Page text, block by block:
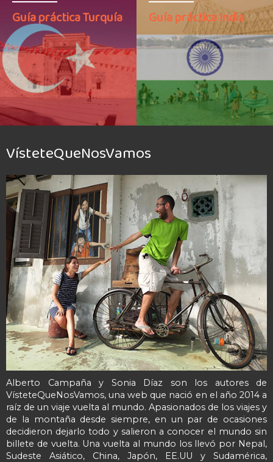
Guía práctica Turquía Guía práctica India
VísteteQueNosVamos
Alberto Campaña y Sonia Díaz son los autores de
VísteteQueNosVamos, una web que nació en el año 2014 a
raíz de un viaje vuelta al mundo. Apasionados de los viajes y
de la montaña desde siempre, en un par de ocasiones
decidieron dejarlo todo y salieron a conocer el mundo sin
billete de vuelta. Una vuelta al mundo los llevó por Nepal,
Sudeste Asiático, China, Japón, EE.UU y Sudamérica,